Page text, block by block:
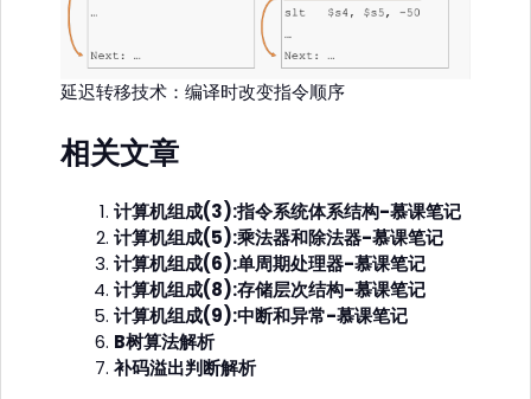
延迟转移技术：编译时改变指令顺序
相关文章
计算机组成(3):指令系统体系结构-慕课笔记
计算机组成(5):乘法器和除法器-慕课笔记
计算机组成(6):单周期处理器-慕课笔记
计算机组成(8):存储层次结构-慕课笔记
计算机组成(9):中断和异常-慕课笔记
B树算法解析
补码溢出判断解析